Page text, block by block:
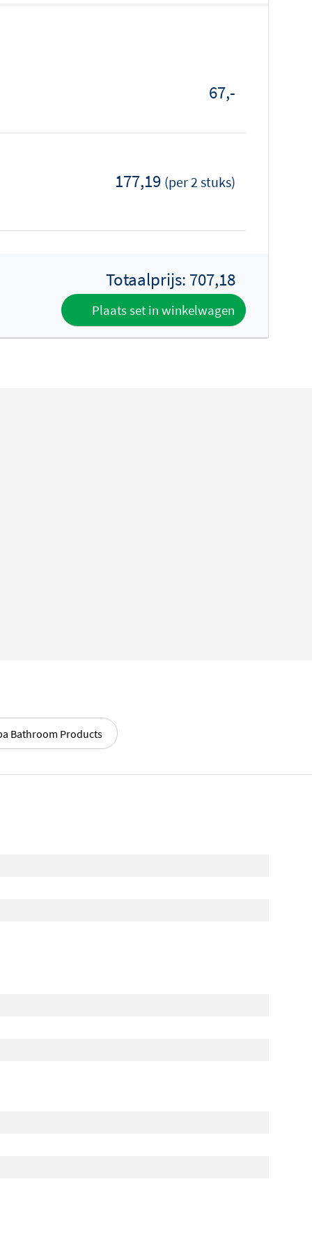
67,-
177,19 (per 2 stuks)
Totaalprijs: 707,18
Plaats set in winkelwagen
Bathroom Products